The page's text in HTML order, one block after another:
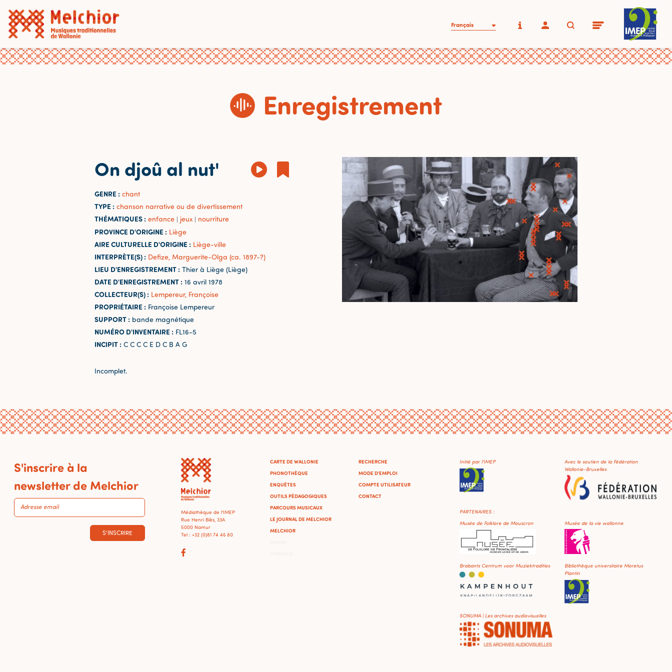
Français
Enregistrement
On djoû al nut'
GENRE : chant
TYPE : chanson narrative ou de divertissement
THÉMATIQUES : enfance | jeux | nourriture
PROVINCE D'ORIGINE : Liège
AIRE CULTURELLE D'ORIGINE : Liège-ville
INTERPRÈTE(S) : Defize, Marguerite-Olga (ca. 1897-?)
LIEU D'ENREGISTREMENT : Thier à Liège (Liège)
DATE D'ENREGISTREMENT : 16 avril 1978
COLLECTEUR(S) : Lempereur, Françoise
PROPRIÉTAIRE : Françoise Lempereur
SUPPORT : bande magnétique
NUMÉRO D'INVENTAIRE : FL16-5
INCIPIT : C C C C E D C B A G
Incomplet.
S'inscrire à la
newsletter de Melchior
S'INSCRIRE
Médiathèque de l'IMEP
Rue Henri Blès, 33A
5000 Namur
Tel : +32 (0)81 74 46 80
CARTE DE WALLONIE
PHONOTHÈQUE
ENQUÊTES
OUTILS PÉDAGOGIQUES
PARCOURS MUSICAUX
LE JOURNAL DE MELCHIOR
MELCHIOR
RECHERCHE
MODE D'EMPLOI
COMPTE UTILISATEUR
CONTACT
Initié par l'IMEP
Avec le soutien de la Fédération
Wallonie-Bruxelles
PARTENAIRES :
Musée de Folklore de Mouscron
Musée de la vie wallonne
Brabants Centrum voor Muziektradities
Bibliothèque universitaire Moretus
Plantin
SONUMA | Les archives audiovisuelles